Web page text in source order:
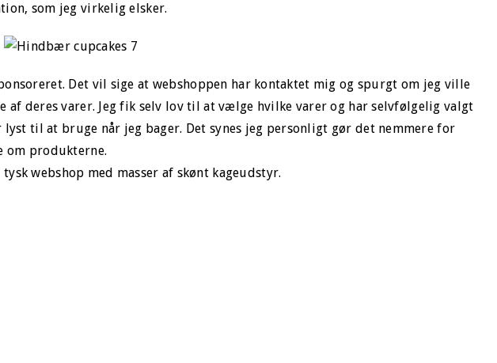
som jeg virkelig elsker.
Det vil sige at webshoppen har kontaktet mig og spurgt om jeg ville
af deres varer. Jeg fik selv lov til at vælge hvilke varer og har selvfølgelig valgt
lyst til at bruge når jeg bager. Det synes jeg personligt gør det nemmere for
om produkterne.
tysk webshop med masser af skønt kageudstyr.